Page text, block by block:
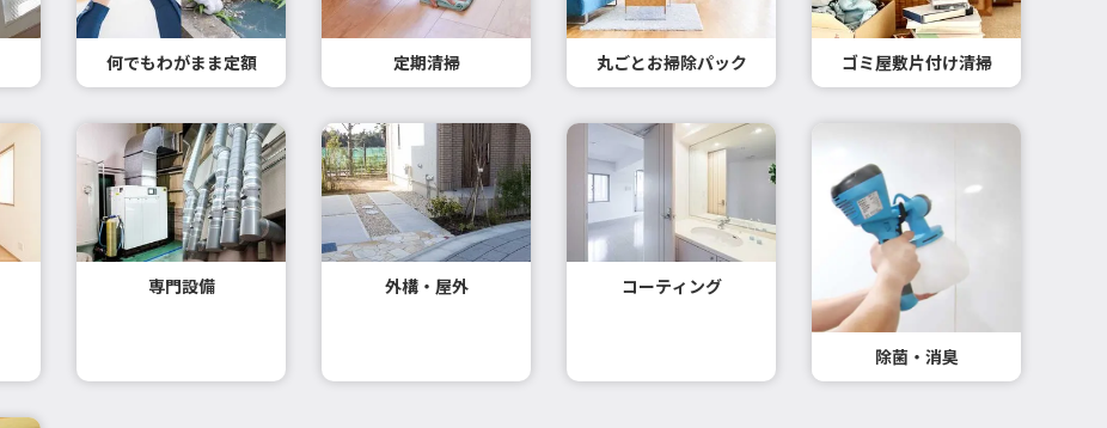
何でもわがまま定額 定期清掃 丸ごとお掃除パック ゴミ屋敷片付け清掃
専門設備 外構・屋外 コーティング
除菌・消臭